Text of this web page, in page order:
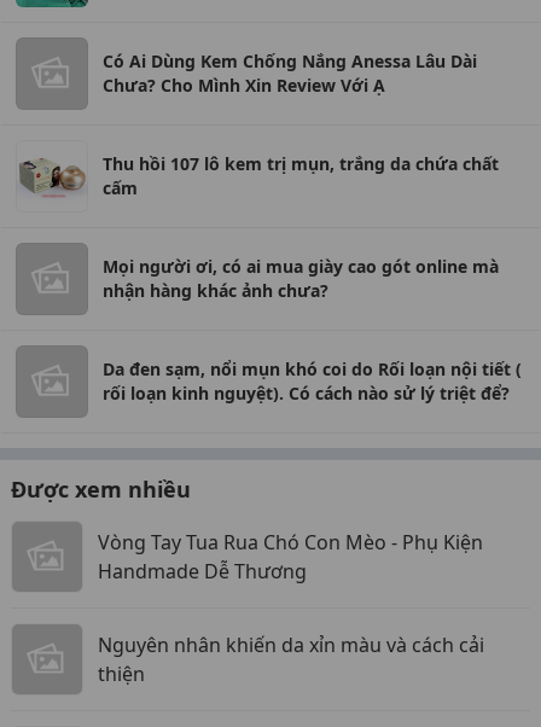
Có Ai Dùng Kem Chống Nắng Anessa Lâu Dài
Chưa? Cho Mình Xin Review Với Ạ
Thu hồi 107 lô kem trị mụn, trắng da chứa chất
cấm
Mọi người ơi, có ai mua giày cao gót online mà
nhận hàng khác ảnh chưa?
Da đen sạm, nổi mụn khó coi do Rối loạn nội tiết (
rối loạn kinh nguyệt). Có cách nào sử lý triệt để?
Được xem nhiều
Vòng Tay Tua Rua Chó Con Mèo - Phụ Kiện
Handmade Dễ Thương
Nguyên nhân khiến da xỉn màu và cách cải
thiện